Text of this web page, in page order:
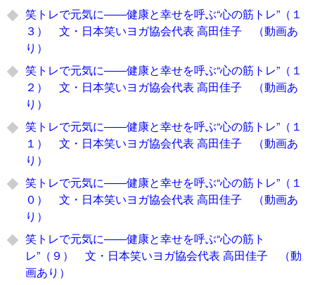
笑トレで元気に――健康と幸せを呼ぶ“心の筋トレ”（１
３） 文・日本笑いヨガ協会代表 高田佳子 （動画あ
り）
笑トレで元気に――健康と幸せを呼ぶ“心の筋トレ”（１
２） 文・日本笑いヨガ協会代表 高田佳子 （動画あ
り）
笑トレで元気に――健康と幸せを呼ぶ“心の筋トレ”（１
１） 文・日本笑いヨガ協会代表 高田佳子 （動画あ
り）
笑トレで元気に――健康と幸せを呼ぶ“心の筋トレ”（１
０） 文・日本笑いヨガ協会代表 高田佳子 （動画あ
り）
笑トレで元気に――健康と幸せを呼ぶ“心の筋ト
レ”（９） 文・日本笑いヨガ協会代表 高田佳子 （動
画あり）